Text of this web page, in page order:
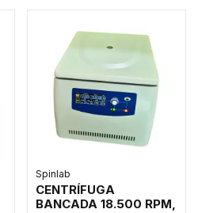
Spinlab
CENTRÍFUGA
BANCADA 18.500 RPM,